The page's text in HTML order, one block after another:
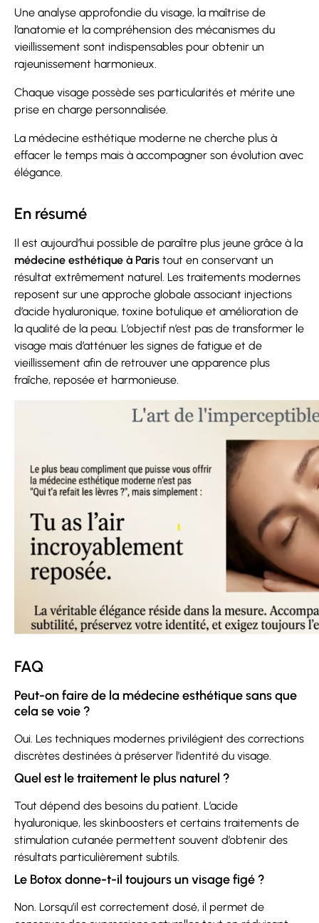
Une analyse approfondie du visage, la maîtrise de
l’anatomie et la compréhension des mécanismes du
vieillissement sont indispensables pour obtenir un
rajeunissement harmonieux.
Chaque visage possède ses particularités et mérite une
prise en charge personnalisée.
La médecine esthétique moderne ne cherche plus à
effacer le temps mais à accompagner son évolution avec
élégance.
En résumé
Il est aujourd’hui possible de paraître plus jeune grâce à la
médecine esthétique à Paris tout en conservant un
résultat extrêmement naturel. Les traitements modernes
reposent sur une approche globale associant injections
d’acide hyaluronique, toxine botulique et amélioration de
la qualité de la peau. L’objectif n’est pas de transformer le
visage mais d’atténuer les signes de fatigue et de
vieillissement afin de retrouver une apparence plus
fraîche, reposée et harmonieuse.
FAQ
Peut-on faire de la médecine esthétique sans que
cela se voie ?
Oui. Les techniques modernes privilégient des corrections
discrètes destinées à préserver l’identité du visage.
Quel est le traitement le plus naturel ?
Tout dépend des besoins du patient. L’acide
hyaluronique, les skinboosters et certains traitements de
stimulation cutanée permettent souvent d’obtenir des
résultats particulièrement subtils.
Le Botox donne-t-il toujours un visage figé ?
Non. Lorsqu’il est correctement dosé, il permet de